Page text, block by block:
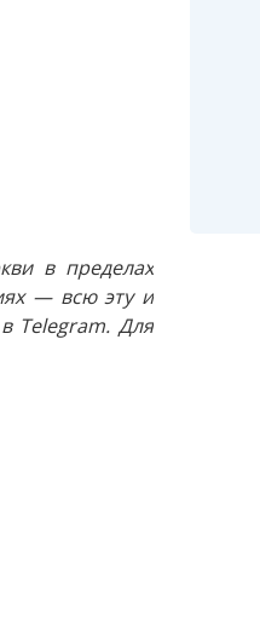
в пределах
— всю эту и
Telegram. Для